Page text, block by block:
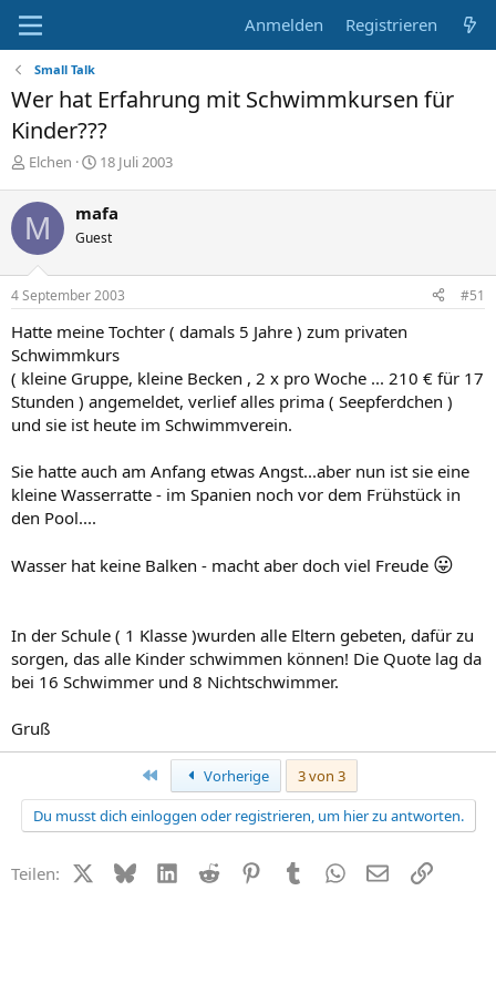
Anmelden Registrieren
Small Talk
Wer hat Erfahrung mit Schwimmkursen für
Kinder???
E
s
t
e
l
l
e
Elchen
E
t
e
l
t
m
18 Juli 2003
M mafa
Guest
4 September 2003 #51
Hatte meine Tochter ( damals 5 Jahre ) zum privaten
Schwimmkurs
( kleine Gruppe, kleine Becken , 2 x pro Woche ... 210 € für 17
Stunden ) angemeldet, verlief alles prima ( Seepferdchen )
und sie ist heute im Schwimmverein.
Sie hatte auch am Anfang etwas Angst...aber nun ist sie eine
kleine Wasserratte - im Spanien noch vor dem Frühstück in
den Pool....
Wasser hat keine Balken - macht aber doch viel Freude 😛
In der Schule ( 1 Klasse )wurden alle Eltern gebeten, dafür zu
sorgen, das alle Kinder schwimmen können! Die Quote lag da
bei 16 Schwimmer und 8 Nichtschwimmer.
Gruß
Erste Vorherige
3 von 3
Du musst dich einloggen oder registrieren, um hier zu antworten.
Teilen: X (Twitter)
BlueskyLinkedIn
Reddit PinterestTumblr WhatsApp
E-MailLink